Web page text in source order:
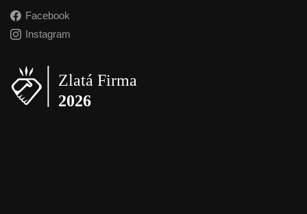
Facebook
Instagram